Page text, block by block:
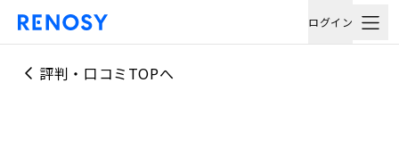
ログイン
評判・口コミTOPへ